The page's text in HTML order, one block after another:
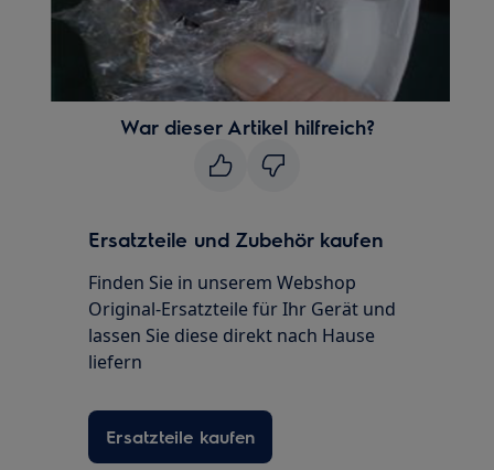
War dieser Artikel hilfreich?
Ersatzteile und Zubehör kaufen
Finden Sie in unserem Webshop
Original-Ersatzteile für Ihr Gerät und
lassen Sie diese direkt nach Hause
liefern
Ersatzteile kaufen